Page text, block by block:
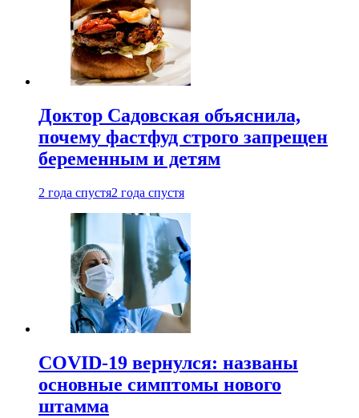
Доктор Садовская объяснила,
почему фастфуд строго запрещен
беременным и детям
2 года спустя2 года спустя
COVID-19 вернулся: названы
основные симптомы нового
штамма